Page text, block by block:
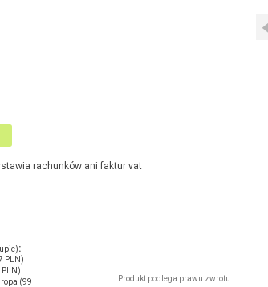
rachunków ani faktur vat
Produkt podlega prawu zwrotu.
:
PLN)
PLN)
(99